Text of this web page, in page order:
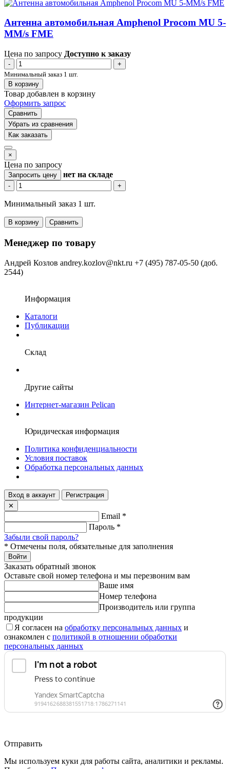
Антенна автомобильная Amphenol Procom MU 5-
MM/s FME
Цена по запросу Доступно к заказу
-
+
Минимальный заказ 1 шт.
В корзину
Товар добавлен в корзину
Оформить запрос
Сравнить
Убрать из сравнения
Как заказать
×
Цена по запросу
Запросить цену нет на складе
- +
Минимальный заказ 1 шт.
В корзину Сравнить
Менеджер по товару
Андрей Козлов andrey.kozlov@nkt.ru +7 (495) 787-05-50 (доб.
2544)
Информация
Каталоги
Публикации
Склад
Другие сайты
Интернет-магазин Pelican
Юридическая информация
Политика конфиденциальности
Условия поставок
Обработка персональных данных
Вход в аккаунт
Регистрация
✕
Email *
Пароль *
Забыли свой пароль?
* Отмечены поля, обязательные для заполнения
Войти
Заказать обратный звонок
Оставьте свой номер телефона и мы перезвоним вам
Ваше имя
Номер телефона
Производитель или группа
продукции
Я согласен на обработку персональных данных и
ознакомлен с политикой в отношении обработки
персональных данных
Отправить
Мы используем куки для работы сайта, аналитики и рекламы.